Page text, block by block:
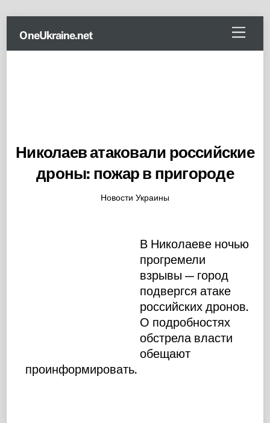
content
Menu
OneUkraine.net
Николаев атаковали российские
дроны: пожар в пригороде
Новости Украины
В Николаеве ночью
прогремели
взрывы — город
подвергся атаке
российских дронов.
О подробностях
обстрела власти
обещают
проинформировать.